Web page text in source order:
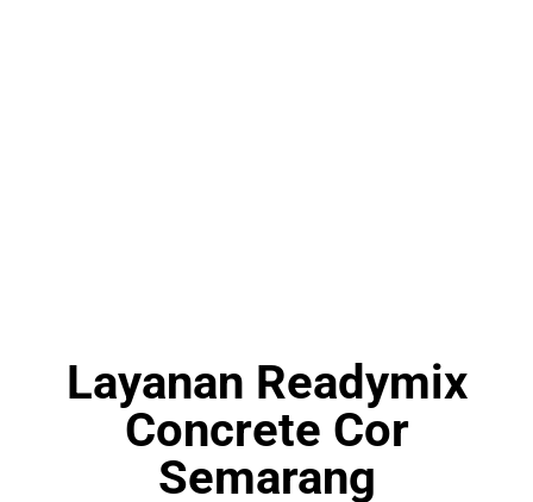
Layanan Readymix
Concrete Cor
Semarang